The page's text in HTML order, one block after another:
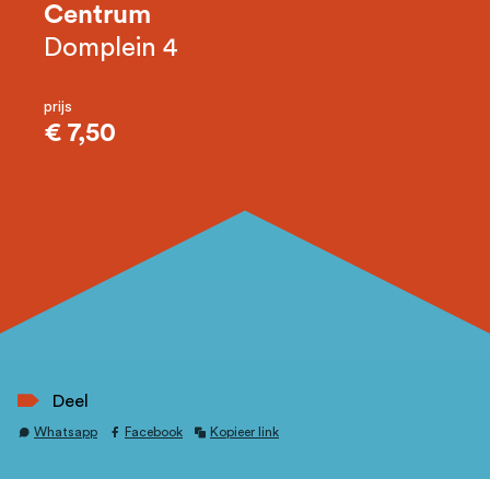
Centrum
Domplein 4
prijs
€ 7,50
Deel
Whatsapp Facebook Kopieer link